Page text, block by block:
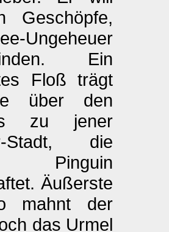
Geschöpfe,
Ungeheuer
Ein
Floß trägt
über den
zu jener
Stadt, die
Äußerste
mahnt der
das Urmel